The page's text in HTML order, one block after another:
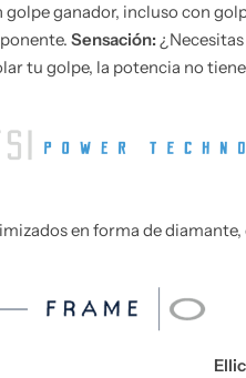
ganador, incluso con
Sensación:
tu golpe, la potencia no
en forma de